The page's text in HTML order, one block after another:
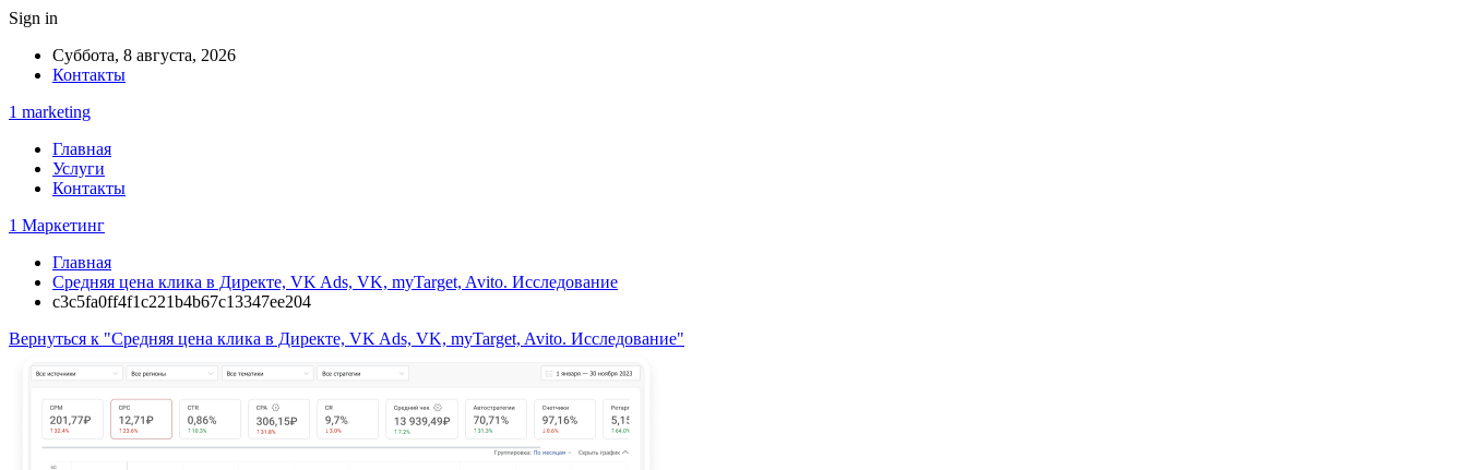
Sign in
Суббота, 8 августа, 2026
Контакты
1 marketing
Главная
Услуги
Контакты
1 Маркетинг
Главная
Средняя цена клика в Директе, VK Ads, VK, myTarget, Avito. Исследование
c3c5fa0ff4f1c221b4b67c13347ee204
Вернуться к "Средняя цена клика в Директе, VK Ads, VK, myTarget, Avito. Исследование"